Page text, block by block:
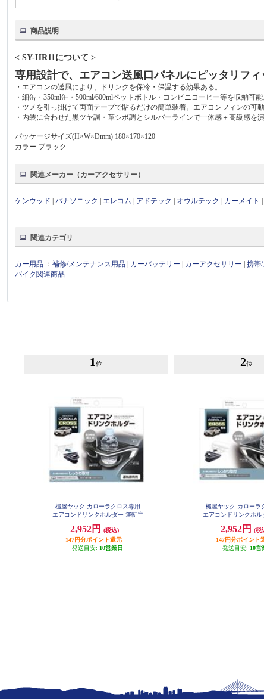
商品説明
< SY-HR11について >
専用設計で、エアコン送風口パネルにピッタリフィ
・エアコンの送風により、ドリンクを保冷・保温する効果ある。
・細缶・350ml缶・500ml/600mlペットボトル・コンビニコーヒー等を収納可能
・ツメを引っ掛けて両面テープで貼るだけの簡単装着。エアコンフィンの可動
・内装に合わせた黒ツヤ調・革シボ調とシルバーラインで一体感＋高級感を演
パッケージサイズ(H×W×Dmm) 180×170×120
カラー ブラック
関連メーカー（カーアクセサリー）
ケンウッド |パナソニック エレコム アドテック オウルテック カーメイト
関連カテゴリ
カー用品 ：補修/メンテナンス用品 カーバッテリー カーアクセサリー |携帯
バイク関連商品
1 位
槌屋ヤック カローラクロス専用
エアコンドリンクホルダー 運転席
2,952円
(税込)
147円分ポイント還元
発送目安: 10営業日
2位
槌屋ヤック カローラ
エアコンドリンクホル
2,952円
(税
147円分ポイント
発送目安: 10営